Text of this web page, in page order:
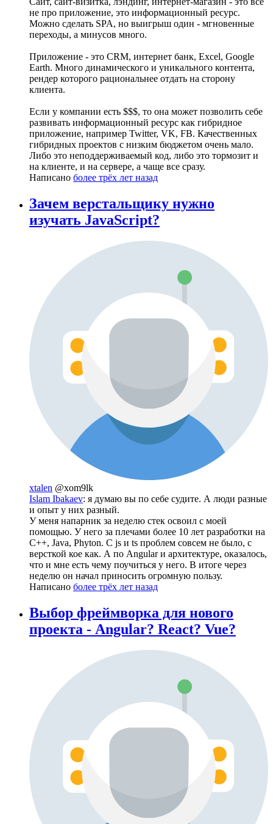
не про приложение, это информационный ресурс.
Можно сделать SPA, но выигрыш один - мгновенные
переходы, а минусов много.
Приложение - это CRM, интернет банк, Excel, Google
Earth. Много динамического и уникального контента,
рендер которого рациональнее отдать на сторону
клиента.
Если у компании есть $$$, то она может позволить себе
развивать информационный ресурс как гибридное
приложение, например Twitter, VK, FB. Качественных
гибридных проектов с низким бюджетом очень мало.
Либо это неподдерживаемый код, либо это тормозит и
на клиенте, и на сервере, а чаще все сразу.
Написано более трёх лет назад
Зачем верстальщику нужно
изучать JavaScript?
xtalen @xom9lk
Islam Ibakaev: я думаю вы по себе судите. А люди разные
и опыт у них разный.
У меня напарник за неделю стек освоил с моей
помощью. У него за плечами более 10 лет разработки на
C++, Java, Phyton. С js и ts проблем совсем не было, с
версткой кое как. А по Angular и архитектуре, оказалось,
что и мне есть чему поучиться у него. В итоге через
неделю он начал приносить огромную пользу.
Написано более трёх лет назад
Выбор фреймворка для нового
проекта - Angular? React? Vue?